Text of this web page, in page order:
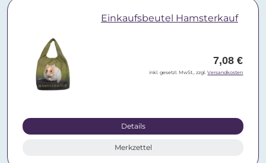
Einkaufsbeutel Hamsterkauf
7,08 €
inkl. gesetzl. MwSt., zzgl.Versandkosten
Details
Merkzettel